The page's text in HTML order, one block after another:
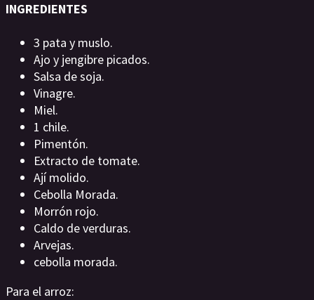
INGREDIENTES
3 pata y muslo.
Ajo y jengibre picados.
Salsa de soja.
Vinagre.
Miel.
1 chile.
Pimentón.
Extracto de tomate.
Ají molido.
Cebolla Morada.
Morrón rojo.
Caldo de verduras.
Arvejas.
cebolla morada.
Para el arroz: